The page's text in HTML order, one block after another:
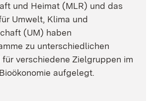
und Heimat (MLR) und das
Umwelt, Klima und
(UM) haben
zu unterschiedlichen
für verschiedene Zielgruppen im
aufgelegt.